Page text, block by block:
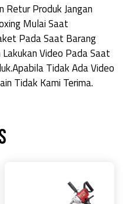
Retur Produk Jangan
Mulai Saat
Pada Saat Barang
Video Pada Saat
Tidak Ada Video
Tidak Kami Terima.